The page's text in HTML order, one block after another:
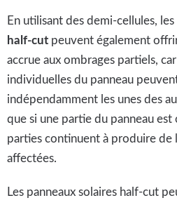
En utilisant des demi-cellules, les
half-cutpeuvent également
accrue aux ombrages partiels,
individuelles du panneau
indépendamment les unes des
que si une partie du panneau est
parties continuent à produire de
affectées.
Les panneaux solaires half-cut